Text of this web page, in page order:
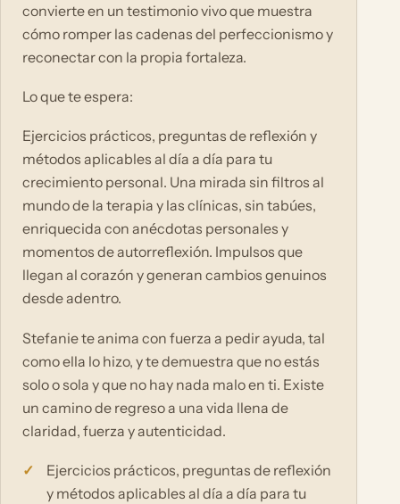
convierte en un testimonio vivo que muestra
cómo romper las cadenas del perfeccionismo y
reconectar con la propia fortaleza.
Lo que te espera:
Ejercicios prácticos, preguntas de reflexión y
métodos aplicables al día a día para tu
crecimiento personal. Una mirada sin filtros al
mundo de la terapia y las clínicas, sin tabúes,
enriquecida con anécdotas personales y
momentos de autorreflexión. Impulsos que
llegan al corazón y generan cambios genuinos
desde adentro.
Stefanie te anima con fuerza a pedir ayuda, tal
como ella lo hizo, y te demuestra que no estás
solo o sola y que no hay nada malo en ti. Existe
un camino de regreso a una vida llena de
claridad, fuerza y autenticidad.
Ejercicios prácticos, preguntas de reflexión
y métodos aplicables al día a día para tu